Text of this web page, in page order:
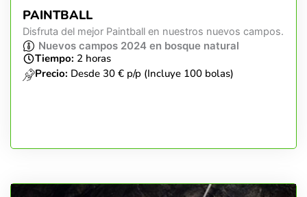
PAINTBALL
Disfruta del mejor Paintball en nuestros nuevos campos.
Nuevos campos 2024 en bosque natural
Tiempo: 2 horas
Precio: Desde 30 € p/p (Incluye 100 bolas)